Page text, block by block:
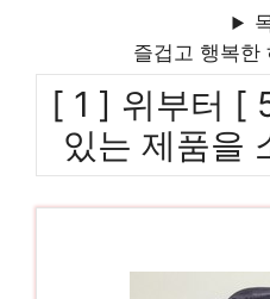
즐겁고 행복한
[ 1 ] 위부터 [
있는 제품을